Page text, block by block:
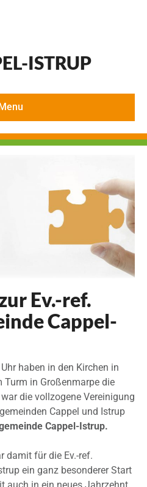
ISTRUP
Menu
Ev.-ref.
Cappel-
haben in den Kirchen in
Turm in Großenmarpe die
die vollzogene Vereinigung
Cappel und Istrup
Cappel-Istrup.
damit für die Ev.-ref.
ein ganz besonderer Start